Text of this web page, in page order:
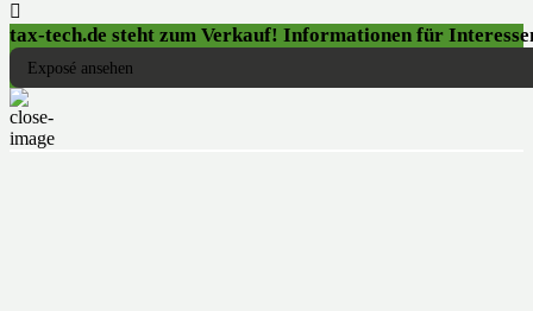

tax-tech.de steht zum Verkauf! Informationen für
Exposé ansehen